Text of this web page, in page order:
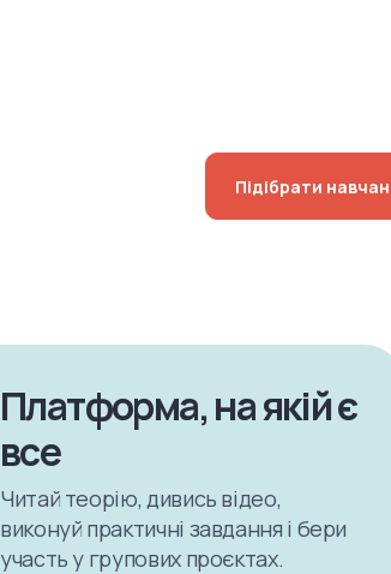
Підібрати
Платформа, на якій є
все
Читай теорію, дивись відео,
виконуй практичні завдання і бери
участь у групових проєктах.